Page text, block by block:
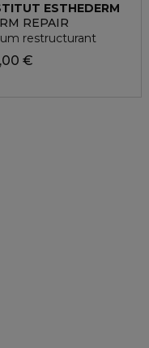
ESTHEDERM
REPAIR
restructurant
€